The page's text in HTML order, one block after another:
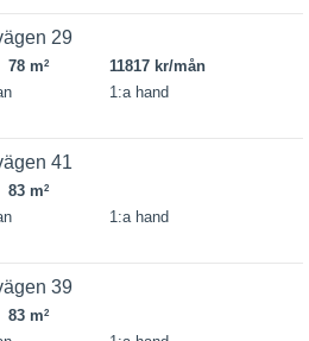
29
78 m2
11817 kr/mån
1:a hand
41
83 m2
1:a hand
39
83 m2